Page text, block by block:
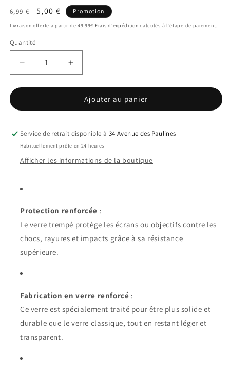
Prix
habituel
6,99 €
Prix
promotionnel
5,00 € Promotion
Livraison offerte a partir de 49.99€ Frais d'expédition calculés à l'étape de paiement.
Quantité
Réduire
la
quantité
Protection
en
verre
Samsung
Augmenter
la
quantité
Protection
en
verre
Samsung
Ajouter au panier
Service de retrait disponible à 34 Avenue des Paulines
Habituellement prête en 24 heures
Afficher les informations de la boutique
Protection renforcée :
Le verre trempé protège les écrans ou objectifs contre les
chocs, rayures et impacts grâce à sa résistance
supérieure.
Fabrication en verre renforcé :
Ce verre est spécialement traité pour être plus solide et
durable que le verre classique, tout en restant léger et
transparent.